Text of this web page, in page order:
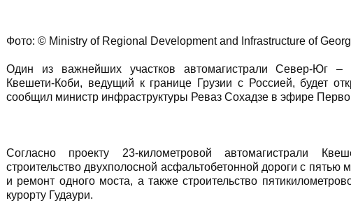
Фото: © Ministry of Regional Development and Infrastructure of
Один из важнейших участков автомагистрали Север-Юг –
Квешети-Коби, ведущий к границе Грузии с Россией, будет
сообщил министр инфраструктуры Реваз Сохадзе в эфире
Согласно проекту 23-километровой автомагистрали
строительство двухполосной асфальтобетонной дороги с пятью
и ремонт одного моста, а также строительство
курорту Гудаури.